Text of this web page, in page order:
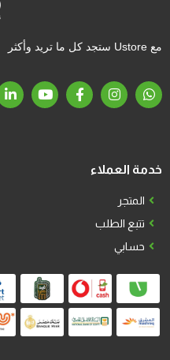
مع Ustore ستجد كل ما تريد وأكثر
خدمة العملاء
المتجر
تتبع الطلب
حسابي